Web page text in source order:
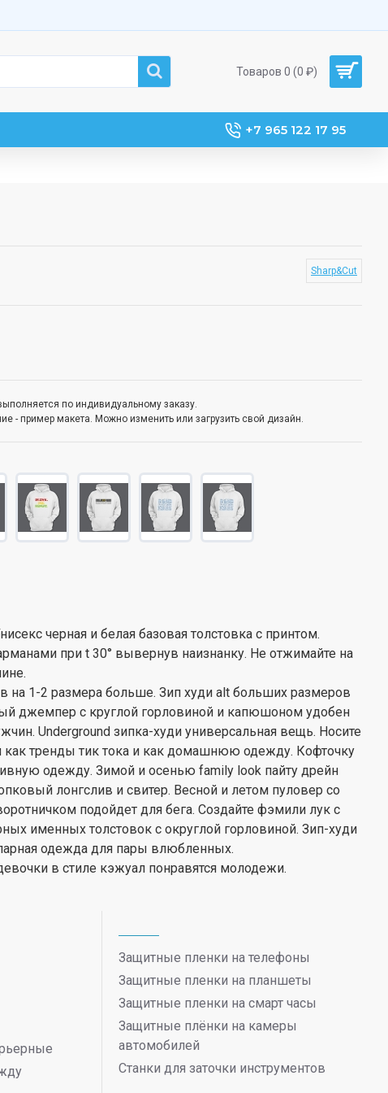
Товаров 0 (0 ₽)
+7 965 122 17 95
Sharp&Cut
по индивидуальному заказу.
- пример макета. Можно изменить или загрузить свой дизайн.
черная и белая базовая толстовка с принтом.
при t 30° вывернув наизнанку. Не отжимайте на
на 1-2 размера больше. Зип худи alt больших размеров
джемпер с круглой горловиной и капюшоном удобен
Underground зипка-худи универсальная вещь. Носите
тренды тик тока и как домашнюю одежду. Кофточку
одежду. Зимой и осенью family look пайту дрейн
лонгслив и свитер. Весной и летом пуловер со
подойдет для бега. Создайте фэмили лук с
именных толстовок с округлой горловиной. Зип-худи
одежда для пары влюбленных.
в стиле кэжуал понравятся молодежи.
Защитные пленки на телефоны
Защитные пленки на планшеты
Защитные пленки на смарт часы
Защитные плёнки на камеры
автомобилей
Станки для заточки инструментов